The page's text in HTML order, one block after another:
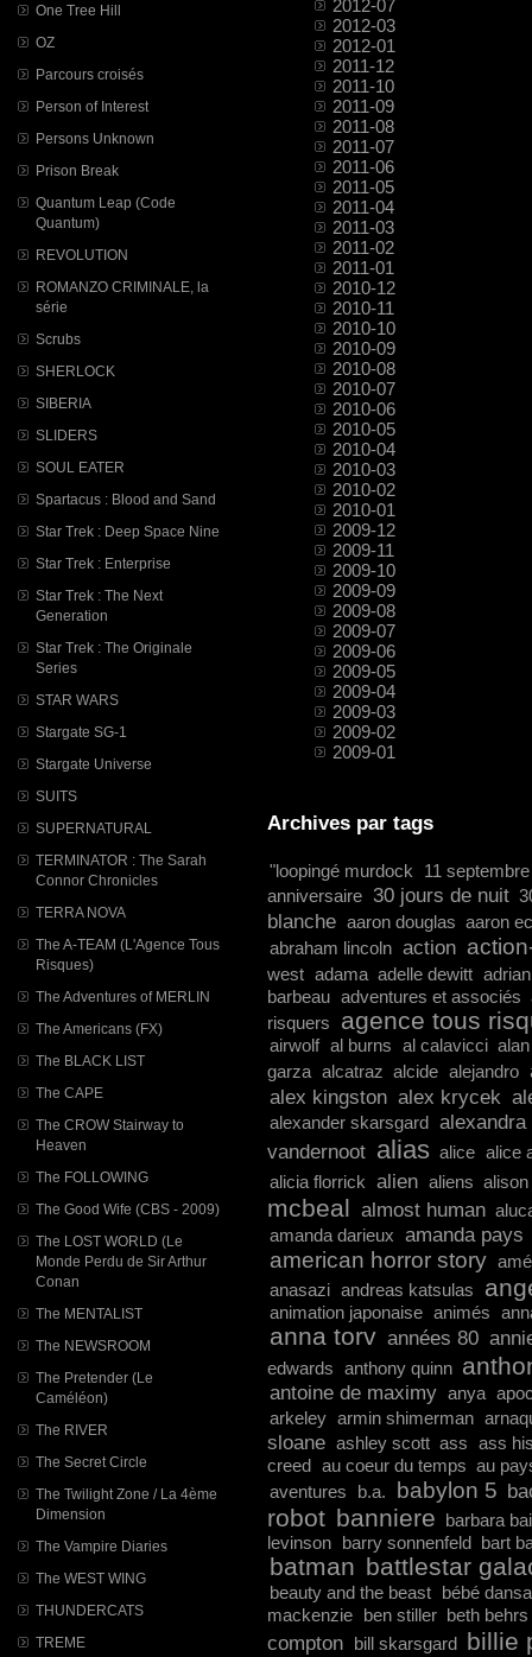
One Tree Hill
OZ
Parcours croisés
Person of Interest
Persons Unknown
Prison Break
Quantum Leap (Code
Quantum)
REVOLUTION
ROMANZO CRIMINALE, la
série
Scrubs
SHERLOCK
SIBERIA
SLIDERS
SOUL EATER
Spartacus : Blood and Sand
Star Trek : Deep Space Nine
Star Trek : Enterprise
Star Trek : The Next
Generation
Star Trek : The Originale
Series
STAR WARS
Stargate SG-1
Stargate Universe
SUITS
SUPERNATURAL
TERMINATOR : The Sarah
Connor Chronicles
TERRA NOVA
The A-TEAM (L'Agence Tous
Risques)
The Adventures of MERLIN
The Americans (FX)
The BLACK LIST
The CAPE
The CROW Stairway to
Heaven
The FOLLOWING
The Good Wife (CBS - 2009)
The LOST WORLD (Le
Monde Perdu de Sir Arthur
Conan
The MENTALIST
The NEWSROOM
The Pretender (Le
Caméléon)
The RIVER
The Secret Circle
The Twilight Zone / La 4ème
Dimension
The Vampire Diaries
The WEST WING
THUNDERCATS
TREME
2012-07
2012-03
2012-01
2011-12
2011-10
2011-09
2011-08
2011-07
2011-06
2011-05
2011-04
2011-03
2011-02
2011-01
2010-12
2010-11
2010-10
2010-09
2010-08
2010-07
2010-06
2010-05
2010-04
2010-03
2010-02
2010-01
2009-12
2009-11
2009-10
2009-09
2009-08
2009-07
2009-06
2009-05
2009-04
2009-03
2009-02
2009-01
Archives par tags
"loopingé murdock
11 septembre
anniversaire 30 jours de nuit
blanche aaron douglas aaron
abraham lincoln action
west adama adelle dewitt
barbeau adventures et associés
risquers
agence tous
airwolf al burns al calavicci
garza alcatraz alcide alejandro
alex kingston alex krycek
alexander skarsgard alexandra
vandernoot alias alice alice
alicia florrick alien aliens
mcbeal almost human
amanda darieux amanda pays
american horror story
anasazi andreas katsulas
animation japonaise animés
anna torv années 80
edwards anthony quinn
antoine de maximy anya
arkeley armin shimerman
sloane ashley scott ass ass
creed au coeur du temps au
aventures
b.a. babylon 5
robot banniere barbara
levinson barry sonnenfeld bart
batman battlestar
beauty and the beast bébé
mackenzie ben stiller beth behrs
compton bill skarsgard billie